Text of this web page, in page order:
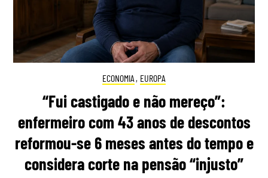
ECONOMIA , EUROPA
“Fui castigado e não mereço”:
enfermeiro com 43 anos de descontos
reformou-se 6 meses antes do tempo e
considera corte na pensão “injusto”